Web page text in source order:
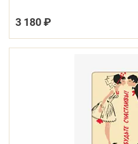
3 180 ₽